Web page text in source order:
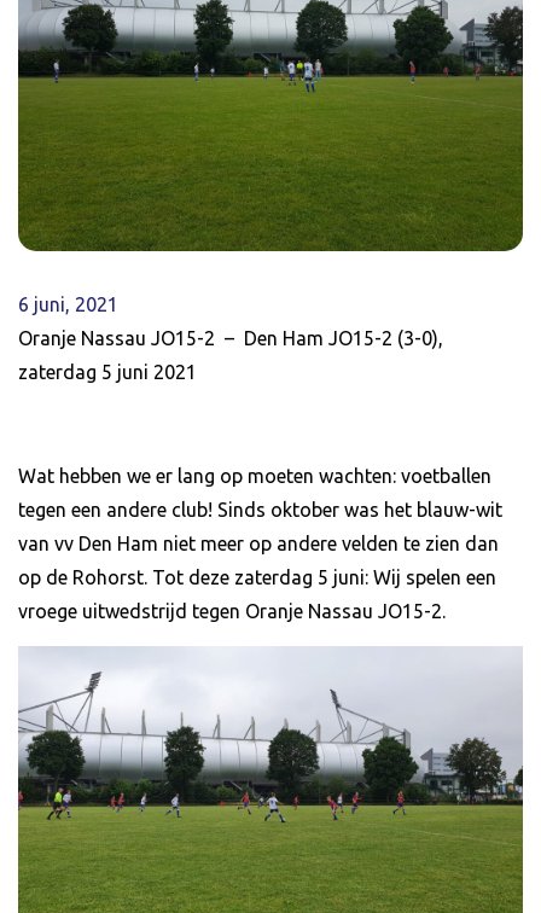
6 juni, 2021
Oranje Nassau JO15-2 – Den Ham JO15-2 (3-0),
zaterdag 5 juni 2021
Wat hebben we er lang op moeten wachten: voetballen
tegen een andere club! Sinds oktober was het blauw-wit
van vv Den Ham niet meer op andere velden te zien dan
op de Rohorst. Tot deze zaterdag 5 juni: Wij spelen een
vroege uitwedstrijd tegen Oranje Nassau JO15-2.